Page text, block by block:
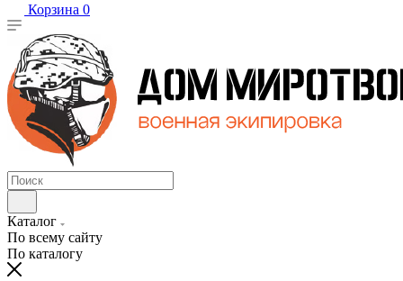
Корзина 0
Каталог
По всему сайту
По каталогу